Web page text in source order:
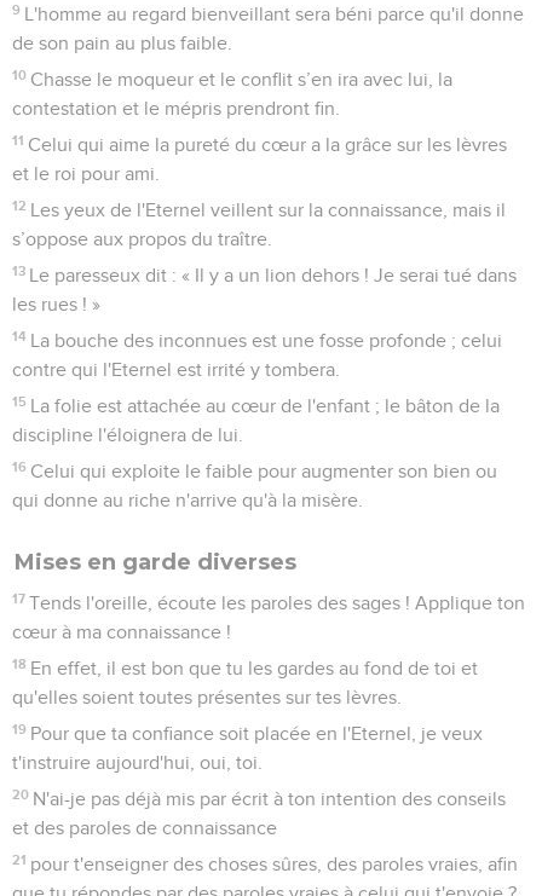
9 L'homme au regard bienveillant sera béni parce qu'il donne
de son pain au plus faible.
10 Chasse le moqueur et le conflit s’en ira avec lui, la
contestation et le mépris prendront fin.
11 Celui qui aime la pureté du cœur a la grâce sur les lèvres
et le roi pour ami.
12 Les yeux de l'Eternel veillent sur la connaissance, mais il
s’oppose aux propos du traître.
13 Le paresseux dit : « Il y a un lion dehors ! Je serai tué dans
les rues ! »
14 La bouche des inconnues est une fosse profonde ; celui
contre qui l'Eternel est irrité y tombera.
15 La folie est attachée au cœur de l'enfant ; le bâton de la
discipline l'éloignera de lui.
16 Celui qui exploite le faible pour augmenter son bien ou
qui donne au riche n'arrive qu'à la misère.
Mises en garde diverses
17 Tends l'oreille, écoute les paroles des sages ! Applique ton
cœur à ma connaissance !
18 En effet, il est bon que tu les gardes au fond de toi et
qu'elles soient toutes présentes sur tes lèvres.
19 Pour que ta confiance soit placée en l'Eternel, je veux
t'instruire aujourd'hui, oui, toi.
20 N'ai-je pas déjà mis par écrit à ton intention des conseils
et des paroles de connaissance
21 pour t'enseigner des choses sûres, des paroles vraies, afin